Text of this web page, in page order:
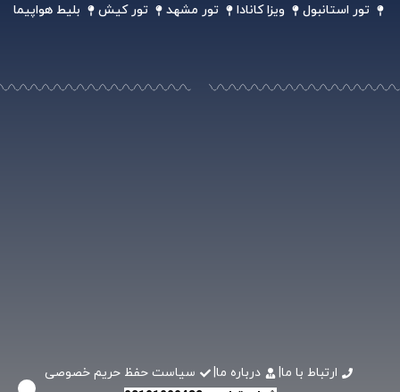
تور استانبول ویزا کانادا تور مشهد تور کیش بلیط هواپیما
ارتباط با ما| درباره ما| سیاست حفظ حریم خصوصی